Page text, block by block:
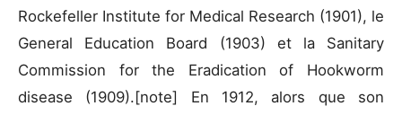
Rockefeller Institute for Medical Research (1901), le
General Education Board (1903) et la Sanitary
Commission for the Eradication of Hookworm
disease (1909).[note] En 1912, alors que son